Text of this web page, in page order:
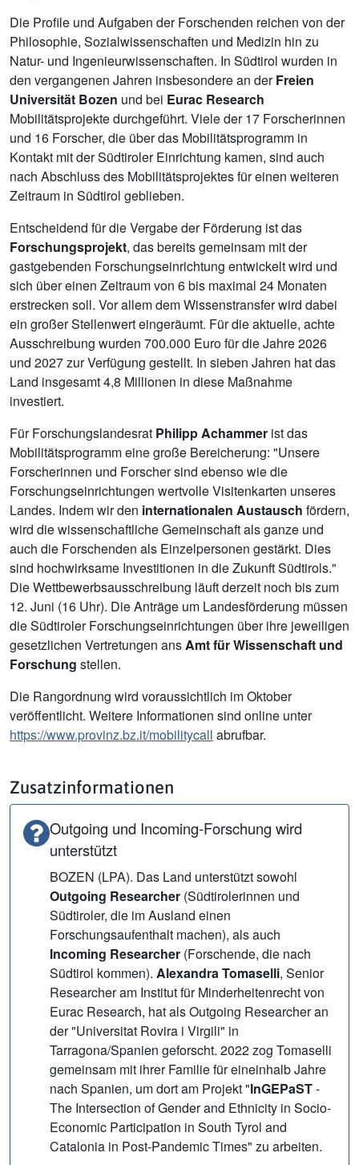
Die Profile und Aufgaben der Forschenden reichen von der
Philosophie, Sozialwissenschaften und Medizin hin zu
Natur- und Ingenieurwissenschaften. In Südtirol wurden in
den vergangenen Jahren insbesondere an derFreien
Universität Bozen und bei Eurac Research
Mobilitätsprojekte durchgeführt. Viele der 17 Forscherinnen
und 16 Forscher, die über das Mobilitätsprogramm in
Kontakt mit der Südtiroler Einrichtung kamen, sind auch
nach Abschluss des Mobilitätsprojektes für einen weiteren
Zeitraum in Südtirol geblieben.
Entscheidend für die Vergabe der Förderung ist das
Forschungsprojekt, das bereits gemeinsam mit der
gastgebenden Forschungseinrichtung entwickelt wird und
sich über einen Zeitraum von 6 bis maximal 24 Monaten
erstrecken soll. Vor allem dem Wissenstransfer wird dabei
ein großer Stellenwert eingeräumt. Für die aktuelle, achte
Ausschreibung wurden 700.000 Euro für die Jahre 2026
und 2027 zur Verfügung gestellt. In sieben Jahren hat das
Land insgesamt 4,8 Millionen in diese Maßnahme
investiert.
Für Forschungslandesrat Philipp Achammer ist das
Mobilitätsprogramm eine große Bereicherung: "Unsere
Forscherinnen und Forscher sind ebenso wie die
Forschungseinrichtungen wertvolle Visitenkarten unseres
Landes. Indem wir den internationalen Austausch fördern,
wird die wissenschaftliche Gemeinschaft als ganze und
auch die Forschenden als Einzelpersonen gestärkt. Dies
sind hochwirksame Investitionen in die Zukunft Südtirols."
Die Wettbewerbsausschreibung läuft derzeit noch bis zum
12. Juni (16 Uhr). Die Anträge um Landesförderung müssen
die Südtiroler Forschungseinrichtungen über ihre jeweiligen
gesetzlichen Vertretungen ansAmt für Wissenschaft und
Forschung stellen.
Die Rangordnung wird voraussichtlich im Oktober
veröffentlicht. Weitere Informationen sind online unter
https://www.provinz.bz.it/mobilitycall abrufbar.
Zusatzinformationen
Outgoing und Incoming-Forschung wird
unterstützt
BOZEN (LPA). Das Land unterstützt sowohl
Outgoing Researcher (Südtirolerinnen und
Südtiroler, die im Ausland einen
Forschungsaufenthalt machen), als auch
Incoming Researcher (Forschende, die nach
Südtirol kommen). Alexandra Tomaselli, Senior
Researcher am Institut für Minderheitenrecht von
Eurac Research, hat als Outgoing Researcher an
der "Universitat Rovira i Virgili" in
Tarragona/Spanien geforscht. 2022 zog Tomaselli
gemeinsam mit ihrer Familie für eineinhalb Jahre
nach Spanien, um dort am Projekt "InGEPaST-
The Intersection of Gender and Ethnicity in Socio-
Economic Participation in South Tyrol and
Catalonia in Post-Pandemic Times" zu arbeiten.